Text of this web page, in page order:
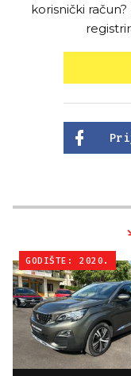
korisnički
GODIŠTE: 2020.